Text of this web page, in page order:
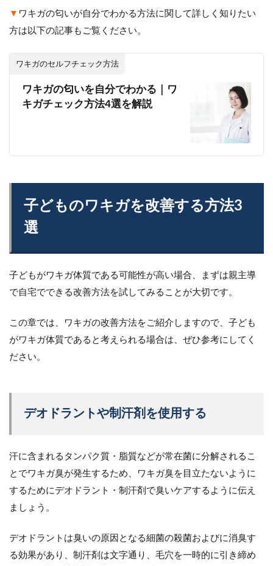
▼ ワキガの匂いが自分でわかる方法に関して詳しく知りたい
方は以下の記事もご覧ください。
ワキガのセルフチェック方法
ワキガの匂いを自分でわかる｜ワ
キガチェック方法4選を解説
子どものワキガを改善する方法3
選
子どもがワキガ体質である可能性が高い場合、まずは親主導
で自宅でできる改善方法を試してみることが大切です。
この章では、ワキガの改善方法をご紹介しますので、子ども
がワキガ体質であると考えられる場合は、ぜひ参考にしてく
ださい。
デオドラントや制汗剤を使用する
汗に含まれるタンパク質・脂質などが常在菌に分解されるこ
とでワキガ臭が発生するため、ワキガ臭を目立たないように
するためにデオドラント・制汗剤で臭いケアするように伝え
ましょう。
デオドラントは臭いの原因となる細菌の殺菌およびに消臭す
る効果があり、制汗剤は文字通り、毛穴を一時的に引き締め